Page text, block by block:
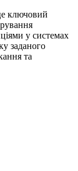
ключовий
у системах
заданого
та